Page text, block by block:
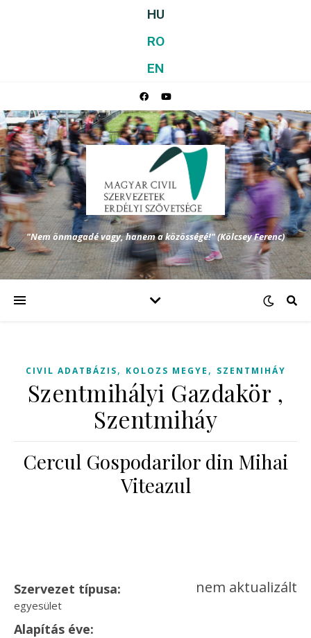
HU
RO
EN
"Nem önmagadé vagy, hanem a közösségé!" (Kölcsey Ferenc)
CIVIL ADATBÁZIS, KOLOZS MEGYE , SZENTMIHÁY
Szentmihályi Gazdakör ,
Szentmiháy
Cercul Gospodarilor din Mihai
Viteazul
Szervezet típusa:
egyesület
nem aktualizált
Alapítás éve: